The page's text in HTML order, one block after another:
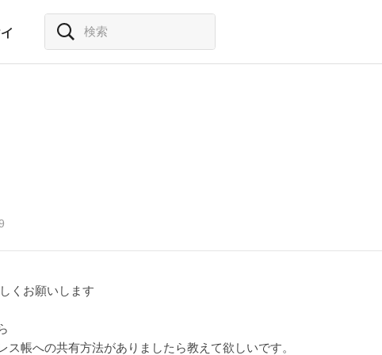
くお願いします
帳への共有方法がありましたら教えて欲しいです。